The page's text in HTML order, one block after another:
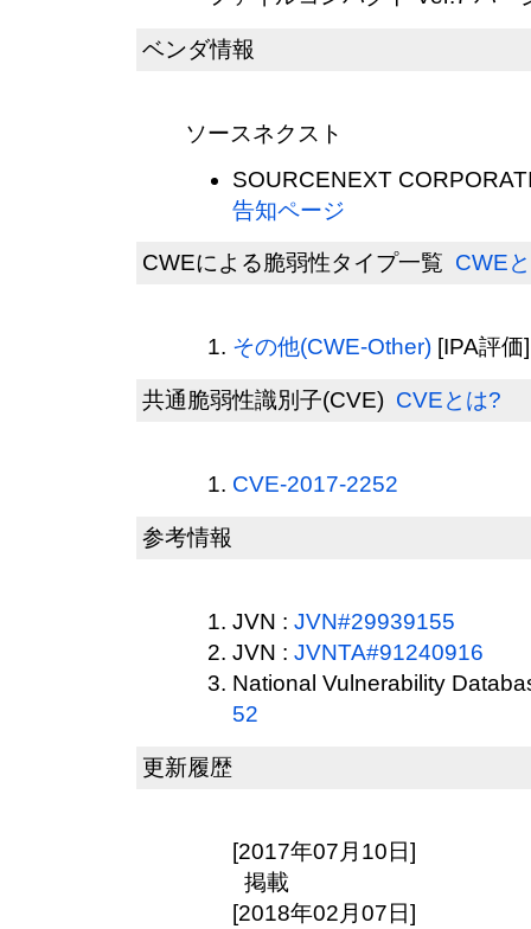
ベンダ情報
ソースネクスト
SOURCENEXT
告知ページ
CWEによる脆弱性タイプ一覧 CWE
その他(CWE-Other) [IPA評価]
共通脆弱性識別子(CVE) CVEとは?
CVE-2017-2252
参考情報
JVN : JVN#29939155
JVN : JVNTA#91240916
National Vulnerability
52
更新履歴
[2017年07月10日]
掲載
[2018年02月07日]